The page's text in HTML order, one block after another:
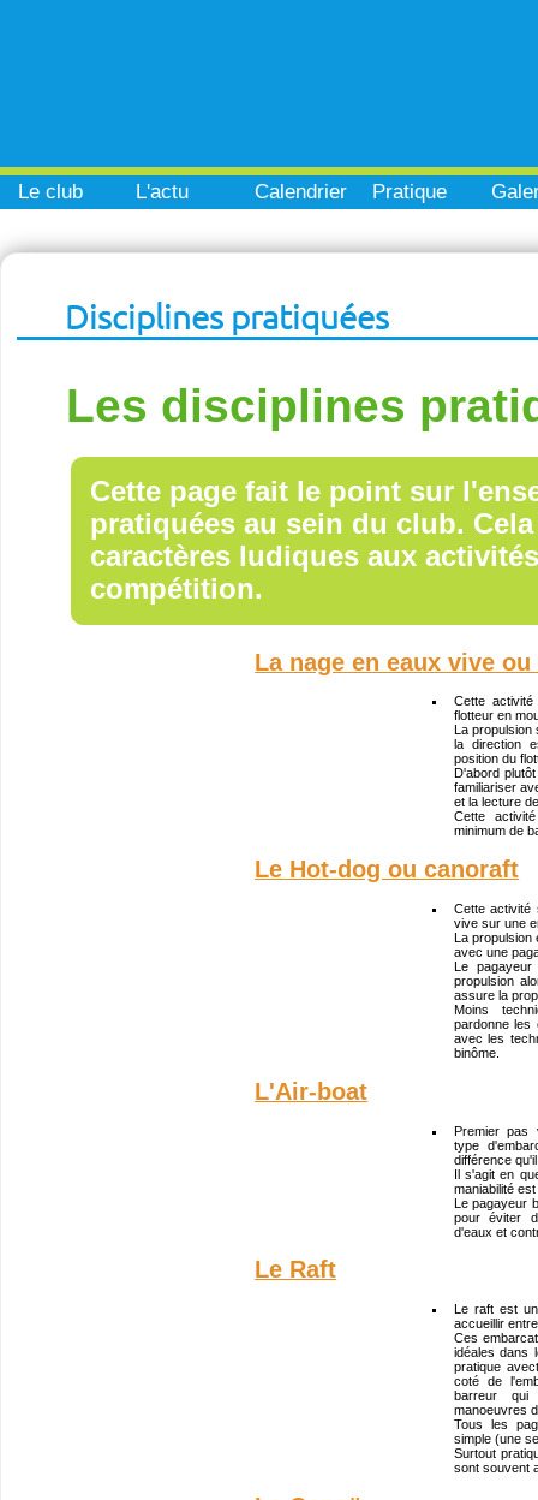
Le club L'actu Calendrier Pratique
Disciplines pratiquées
Les disciplines
Cette page fait le point sur
pratiquées au sein du club.
caractères ludiques aux
compétition.
La nage en eaux vive
Cette
flotteur en
La
la direction
position du
D'abord
familiariser
et la lecture
Cette
minimum de
Le Hot-dog ou canoraft
Cette activité
vive sur une
La propulsion
avec une
Le
propulsion
assure la
Moins
pardonne les
avec les
binôme.
L'Air-boat
Premier pas
type
différence
Il s'agit en
maniabilité
Le pagayeur
pour éviter
d'eaux et
Le Raft
Le raft est
accueillir
Ces
idéales dans
pratique
coté de
barreur
manoeuvres
Tous les
simple (une
Surtout
sont souvent